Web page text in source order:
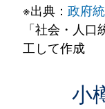
※出典： 政府
「社会・人
工して作成
小